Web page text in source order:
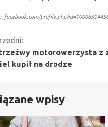
facebook.com/
motorowerzysta z
kupił na drodze
wpisy